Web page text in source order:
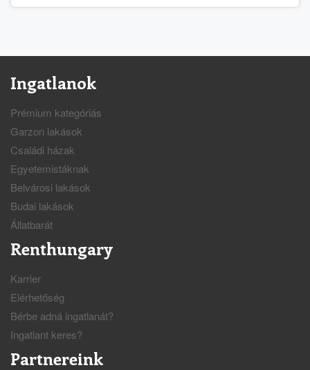
Ingatlanok
Prémium kategóriás
Garzon lakások
Családi házak
Egyetemistáknak
Belvárosi lakások
Budai lakások
Állatbarát
Renthungary
Karrier
Elérhetőség
Bérbe adná ingatlanát?
Ingatlant keres?
Partnereink